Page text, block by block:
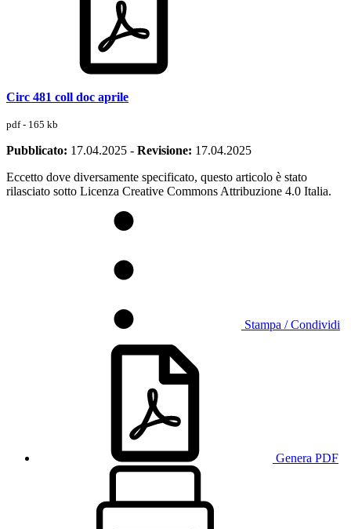
Circ 481 coll doc aprile
pdf - 165 kb
Pubblicato: 17.04.2025 - Revisione: 17.04.2025
Eccetto dove diversamente specificato, questo articolo è stato
rilasciato sotto Licenza Creative Commons Attribuzione 4.0 Italia.
Stampa / Condividi
Genera PDF